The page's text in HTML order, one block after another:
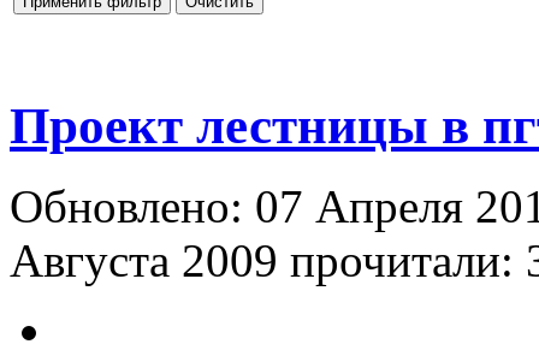
Проект лестницы в
Обновлено: 07 Апреля
Августа 2009 прочитали: